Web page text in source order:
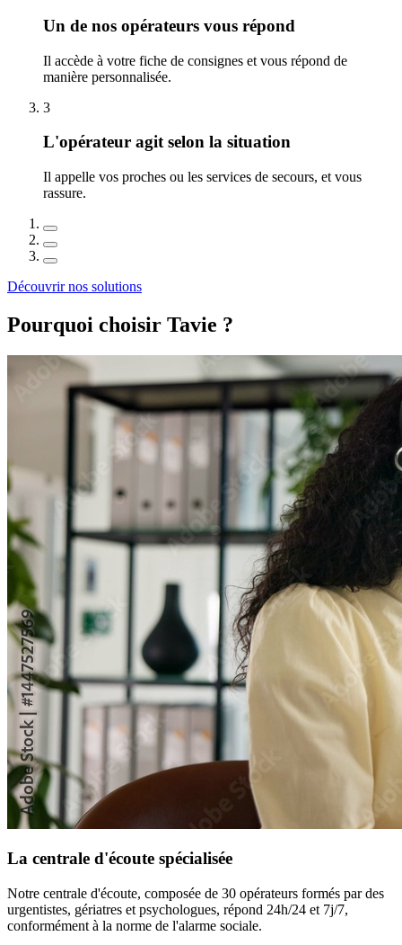
Un de nos opérateurs vous répond
Il accède à votre fiche de consignes et vous répond de
manière personnalisée.
3
L'opérateur agit selon la situation
Il appelle vos proches ou les services de secours, et vous
rassure.
Découvrir nos solutions
Pourquoi choisir Tavie ?
La centrale d'écoute spécialisée
Notre centrale d'écoute, composée de 30 opérateurs formés par des
urgentistes, gériatres et psychologues, répond 24h/24 et 7j/7,
conformément à la norme de l'alarme sociale.